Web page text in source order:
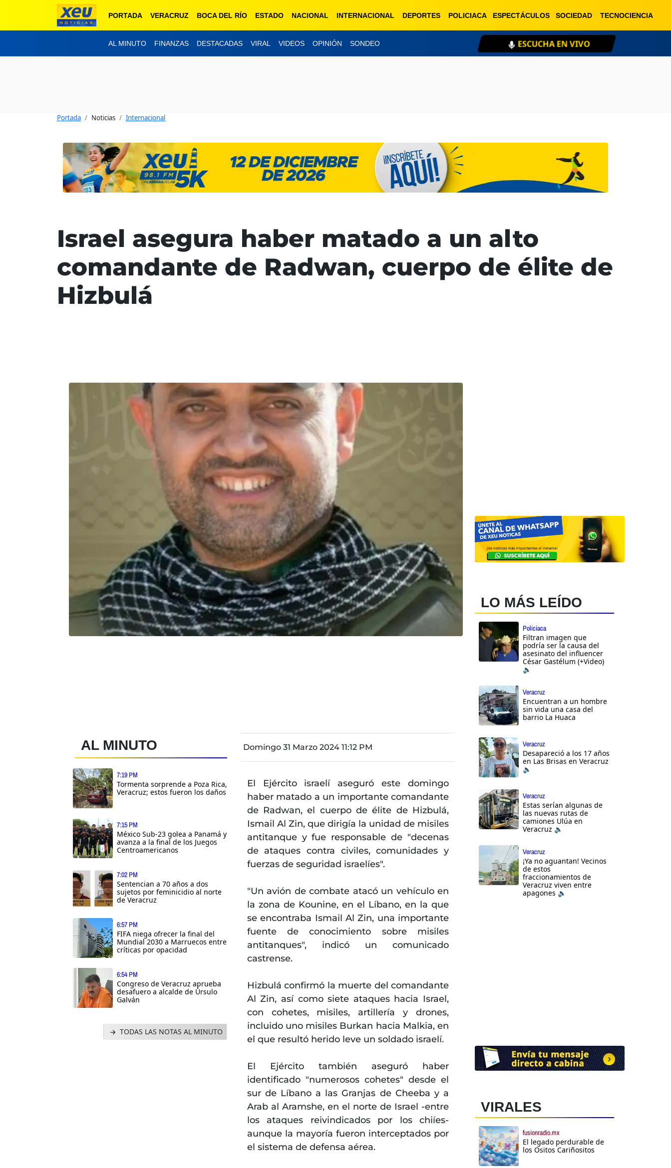
PORTADA VERACRUZ BOCA DEL RÍO ESTADO NACIONAL INTERNACIONAL DEPORTES POLICIACA ESPECTÁCULOS SOCIEDAD TECNOCIENCIA
AL MINUTO FINANZAS DESTACADAS VIRAL VIDEOS OPINIÓN SONDEO ESCUCHA EN VIVO
Portada Noticias Internacional
Israel asegura haber matado a un alto
comandante de Radwan, cuerpo de élite de
Hizbulá
AL MINUTO
7:19 PM
Tormenta sorprende a Poza Rica,
Veracruz; estos fueron los daños
7:15 PM
México Sub-23 golea a Panamá y
avanza a la final de los Juegos
Centroamericanos
7:02 PM
Sentencian a 70 años a dos
sujetos por feminicidio al norte
de Veracruz
6:57 PM
FIFA niega ofrecer la final del
Mundial 2030 a Marruecos entre
críticas por opacidad
6:54 PM
Congreso de Veracruz aprueba
desafuero a alcalde de Úrsulo
Galván
TODAS LAS NOTAS AL MINUTO
Domingo 31 Marzo 2024 11:12 PM
El Ejército israelí aseguró este domingo
haber matado a un importante comandante
de Radwan, el cuerpo de élite de Hizbulá,
Ismail Al Zin, que dirigía la unidad de misiles
antitanque y fue responsable de "decenas
de ataques contra civiles, comunidades y
fuerzas de seguridad israelíes".
"Un avión de combate atacó un vehículo en
la zona de Kounine, en el Líbano, en la que
se encontraba Ismail Al Zin, una importante
fuente de conocimiento sobre misiles
antitanques", indicó un comunicado
castrense.
Hizbulá confirmó la muerte del comandante
Al Zin, así como siete ataques hacia Israel,
con cohetes, misiles, artillería y drones,
incluido uno misiles Burkan hacia Malkia, en
el que resultó herido leve un soldado israelí.
El Ejército también aseguró haber
identificado "numerosos cohetes" desde el
sur de Líbano a las Granjas de Cheeba y a
Arab al Aramshe, en el norte de Israel -entre
los ataques reivindicados por los chiíes-
aunque la mayoría fueron interceptados por
el sistema de defensa aérea.
LO MÁS LEÍDO
Policiaca
Filtran imagen que
podría ser la causa del
asesinato del influencer
César Gastélum (+Video)
🔈
Veracruz
Encuentran a un hombre
sin vida una casa del
barrio La Huaca
Veracruz
Desapareció a los 17 años
en Las Brisas en Veracruz
🔈
Veracruz
Estas serían algunas de
las nuevas rutas de
camiones Ulúa en
Veracruz 🔈
Veracruz
¡Ya no aguantan! Vecinos
de estos
fraccionamientos de
Veracruz viven entre
apagones 🔈
VIRALES
fusionradio.mx
El legado perdurable de
los Ositos Cariñositos